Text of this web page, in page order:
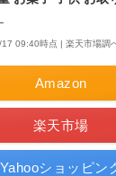
17 09:40時点 | 楽天市場調
Amazon
楽天市場
Yahooショッピン